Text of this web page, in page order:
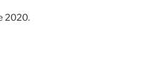
2020.